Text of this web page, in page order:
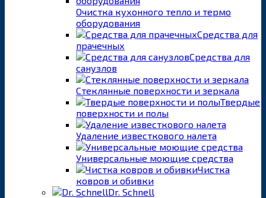
Очистка кухонного тепло и термо
оборудования
Средства для
прачечных
Средства для
санузлов
Стеклянные поверхности и зеркала
Твердые
поверхности и полы
Удаление известкового налета
Универсальные моющие средства
Чистка
ковров и обивки
Dr. Schnell